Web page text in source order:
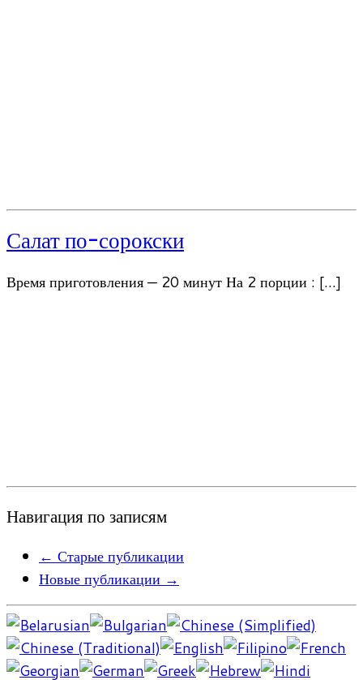
Салат по-сорокски
Время приготовления — 20 минут На 2 порции : […]
Навигация по записям
← Старые публикации
Новые публикации →